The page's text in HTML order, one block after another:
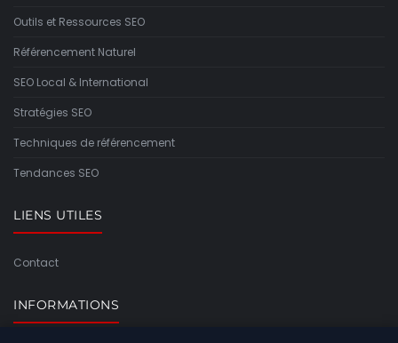
Outils et Ressources SEO
Référencement Naturel
SEO Local & International
Stratégies SEO
Techniques de référencement
Tendances SEO
LIENS UTILES
Contact
INFORMATIONS